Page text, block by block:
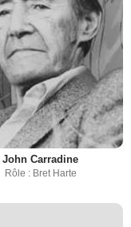
John Carradine
Rôle : Bret Harte